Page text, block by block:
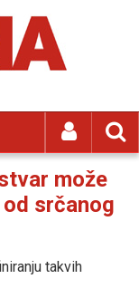
može
srčanog
takvih